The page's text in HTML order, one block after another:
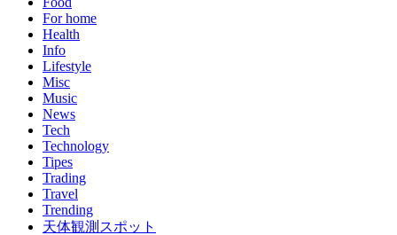
For home
Health
Info
Lifestyle
Misc
Music
News
Tech
Technology
Tipes
Trading
Travel
Trending
天体観測スポット